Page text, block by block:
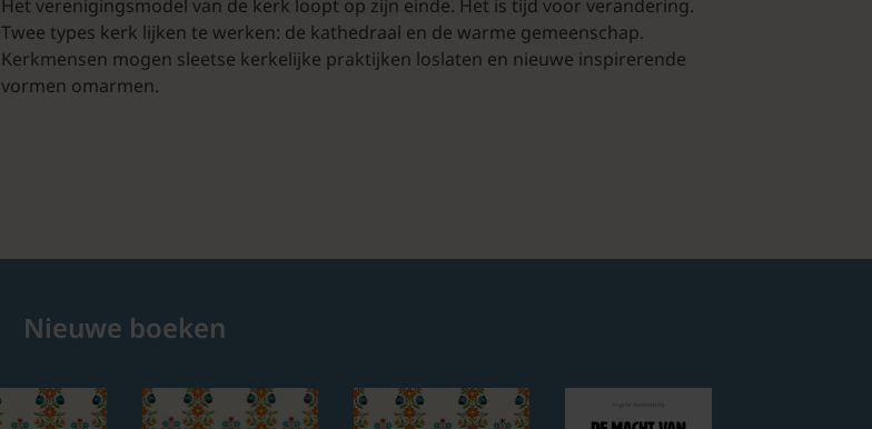
Het verenigingsmodel van de kerk loopt op zijn einde. Het is tijd voor verandering.
Twee types kerk lijken te werken: de kathedraal en de warme gemeenschap.
Kerkmensen mogen sleetse kerkelijke praktijken loslaten en nieuwe inspirerende
vormen omarmen.
Nieuwe boeken